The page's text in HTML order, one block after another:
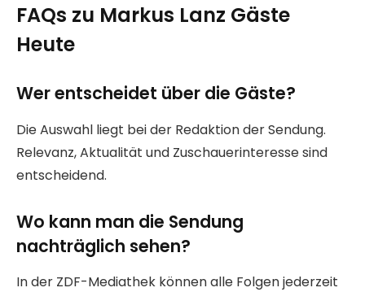
FAQs zu Markus Lanz Gäste
Heute
Wer entscheidet über die Gäste?
Die Auswahl liegt bei der Redaktion der Sendung.
Relevanz, Aktualität und Zuschauerinteresse sind
entscheidend.
Wo kann man die Sendung
nachträglich sehen?
In der ZDF-Mediathek können alle Folgen jederzeit